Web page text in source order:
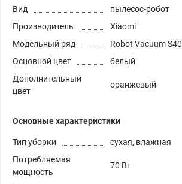
Вид
пылесос-робот
Производитель
Xiaomi
Модельный ряд
Robot Vacuum S40
Основной цвет
белый
Дополнительный
цвет
оранжевый
Основные характеристики
Тип уборки
сухая, влажная
Потребляемая
мощность
70 Вт